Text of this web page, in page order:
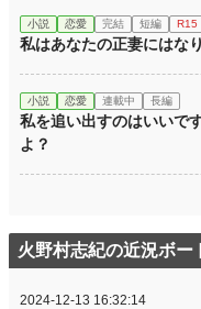
小説 恋愛 完結 短編 R15
私はあなたの正妻にはな
小説 恋愛 連載中 長編
私を追い出すのはいいで
よ？
火野村志紀の近況ボー
2024-12-13 16:32:14